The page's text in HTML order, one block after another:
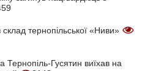
тернопільської «Ниви»
Тернопіль-Гусятин виїхав на